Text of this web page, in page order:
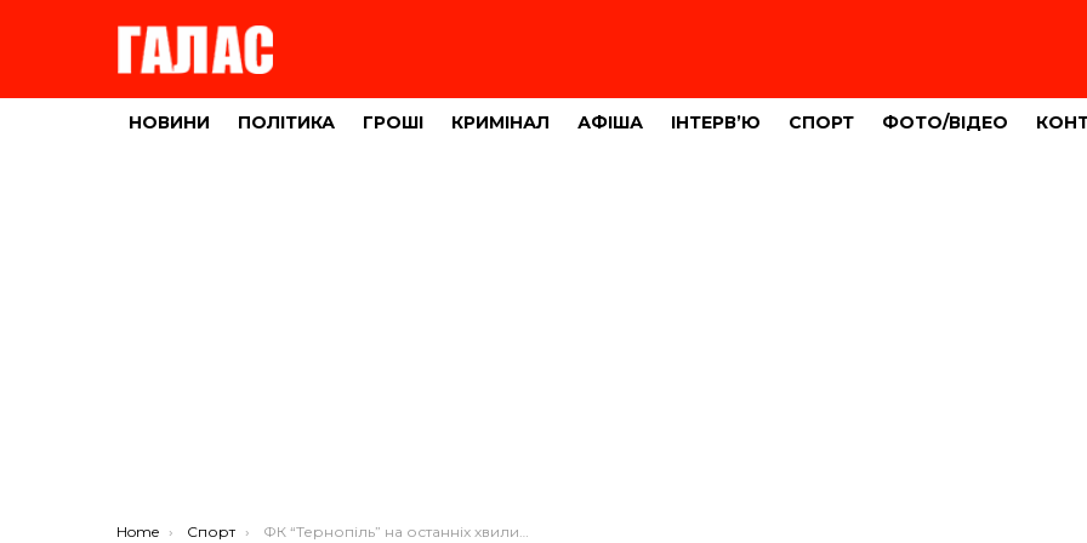
НОВИНИ ПОЛІТИКА ГРОШІ КРИМІНАЛ АФІША ІНТЕРВ’Ю СПОРТ ФОТО/ВІДЕО
You are here:
Home Спорт ФК “Тернопіль” на останніх хвилинах рятується від поразки